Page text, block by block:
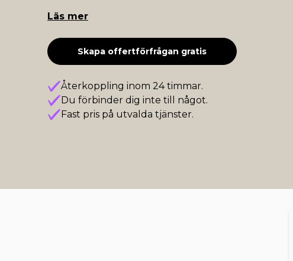
Läs mer
Skapa offertförfrågan gratis
Återkoppling inom 24 timmar.
Du förbinder dig inte till något.
Fast pris på utvalda tjänster.